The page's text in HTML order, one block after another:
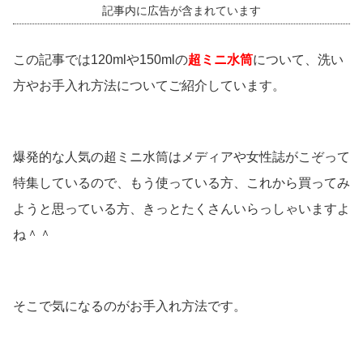
記事内に広告が含まれています
この記事では120mlや150mlの超ミニ水筒について、洗い
方やお手入れ方法についてご紹介しています。
爆発的な人気の超ミニ水筒はメディアや女性誌がこぞって
特集しているので、もう使っている方、これから買ってみ
ようと思っている方、きっとたくさんいらっしゃいますよ
ね＾＾
そこで気になるのがお手入れ方法です。